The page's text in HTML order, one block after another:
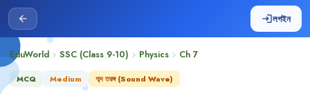
arrow_back loginলগইন
EduWorld chevron_right SSC (Class 9-10) chevron_right Physics chevron_right Ch 7
MCQ Medium শব্দ তরঙ্গ (Sound Wave)